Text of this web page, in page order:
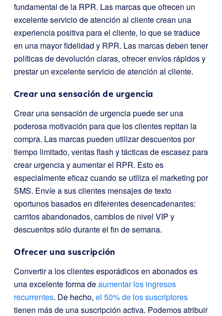
fundamental de la RPR. Las marcas que ofrecen un
excelente servicio de atención al cliente crean una
experiencia positiva para el cliente, lo que se traduce
en una mayor fidelidad y RPR. Las marcas deben tener
políticas de devolución claras, ofrecer envíos rápidos y
prestar un excelente servicio de atención al cliente.
Crear una sensación de urgencia
Crear una sensación de urgencia puede ser una
poderosa motivación para que los clientes repitan la
compra. Las marcas pueden utilizar descuentos por
tiempo limitado, ventas flash y tácticas de escasez para
crear urgencia y aumentar el RPR. Esto es
especialmente eficaz cuando se utiliza el marketing por
SMS. Envíe a sus clientes mensajes de texto
oportunos basados en diferentes desencadenantes:
carritos abandonados, cambios de nivel VIP y
descuentos sólo durante el fin de semana.
Ofrecer una suscripción
Convertir a los clientes esporádicos en abonados es
una excelente forma deaumentar los ingresos
recurrentes. De hecho, el 50% de los suscriptores
tienen más de una suscripción activa. Podemos atribuir